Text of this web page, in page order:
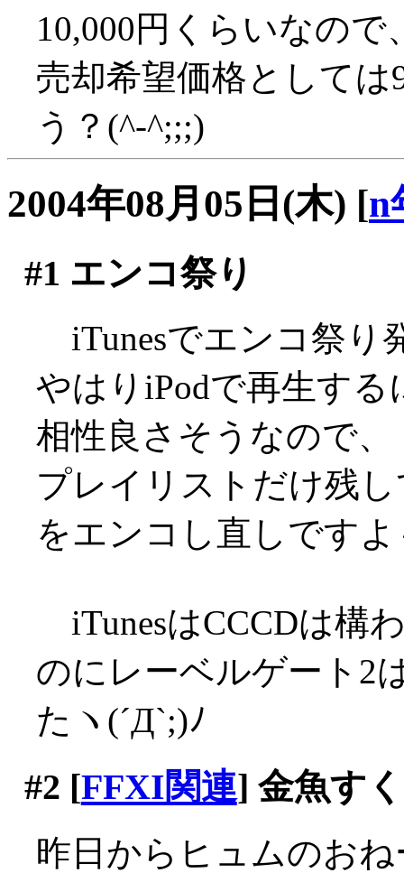
10,000円くらいなので
売却希望価格として
う？(^-^;;;)
2004年08月05日(木) [n
#1 エンコ祭り
iTunesでエンコ祭り
やはりiPodで再生する
相性良さそうなので、
プレイリストだけ残
をエンコし直しです
iTunesはCCCDは構
のにレーベルゲート2
たヽ(´Д`;)ﾉ
#2 [FFXI関連] 金魚す
昨日からヒュムのお